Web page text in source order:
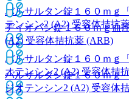
バルサルタン錠１６０ｍｇ
テンシン2 (A2) 受容体拮抗
バルサルタン錠１６０ｍｇ
オテンシン2 (A2) 受容体拮
ディオバン錠１６０ｍｇ血
(A2) 受容体拮抗薬 (ARB)
バルサルタン錠１６０ｍｇ
ジオテンシン2 (A2) 受容体